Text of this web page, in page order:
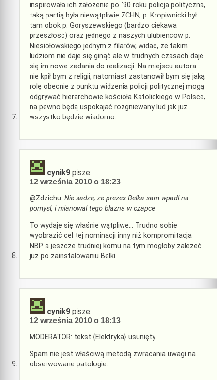
inspirowała ich założenie po `90 roku policja polityczna,
taką partią była niewątpliwie ZCHN, p. Kropiwnicki był
tam obok p. Goryszewskiego (bardzo ciekawa
przeszłość) oraz jednego z naszych ulubieńców p.
Niesiołowskiego jednym z filarów, widać, ze takim
ludziom nie daje się ginąć ale w trudnych czasach daje
się im nowe zadania do realizacji. Na miejscu autora
nie kpił bym z religii, natomiast zastanowił bym się jaką
rolę obecnie z punktu widzenia policji politycznej mogą
odgrywać hierarchowie kościoła Katolickiego w Polsce,
na pewno będą uspokajać rozgniewany lud jak już
wszystko będzie wiadomo.
cynik9 pisze:
12 września 2010 o 18:23
@Zdzichu: Nie sadze, ze prezes Belka sam wpadl na
pomysl, i mianowal tego blazna w czapce
To wydaje się właśnie wątpliwe… Trudno sobie
wyobrazić cel tej nominacji inny niż kompromitacja
NBP a jeszcze trudniej komu na tym mogłoby zależeć
już po zainstalowaniu Belki.
cynik9 pisze:
12 września 2010 o 18:13
MODERATOR: tekst {Elektryka} usunięty.
Spam nie jest właściwą metodą zwracania uwagi na
obserwowane patologie.